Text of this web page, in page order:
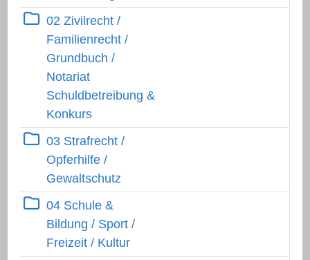
Ebene 1:
02 Zivilrecht /
Familienrecht /
Grundbuch /
Notariat
Schuldbetreibung &
Konkurs
Ebene 1:
03 Strafrecht /
Opferhilfe /
Gewaltschutz
Ebene 1:
04 Schule &
Bildung / Sport /
Freizeit / Kultur